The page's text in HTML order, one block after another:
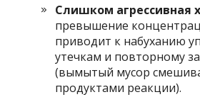
Слишком агрессивная
превышение
приводит к набуханию
утечкам и повторному
(вымытый мусор
продуктами реакции).